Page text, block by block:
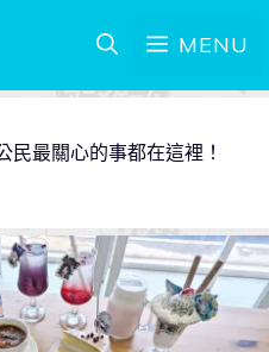
MENU
最關心的事都在這裡！